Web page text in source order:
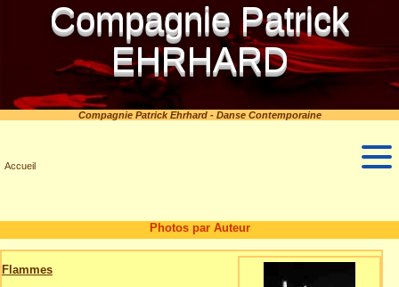
Compagnie Patrick
EHRHARD
Compagnie Patrick Ehrhard - Danse Contemporaine
Accueil
Photos par Auteur
Flammes